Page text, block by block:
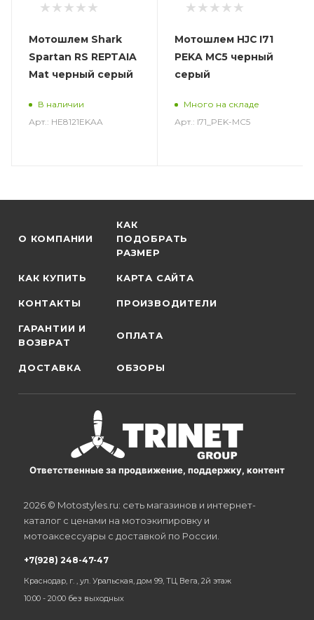
Мотошлем Shark
Spartan RS REPTAIA
Mat черный серый
В наличии
Арт.: HE8121EKAA
Мотошлем HJC I71
PEKA MC5 черный
серый
Много на складе
Арт.: I71_PEK-MC5
О КОМПАНИИ
КАК
ПОДОБРАТЬ
РАЗМЕР
КАК КУПИТЬ КАРТА САЙТА
КОНТАКТЫ ПРОИЗВОДИТЕЛИ
ГАРАНТИИ И
ВОЗВРАТ
ОПЛАТА
ДОСТАВКА ОБЗОРЫ
Ответственные за продвижение, поддержку, контент
2026 © Motostyles.ru: сеть магазинов и интернет-
каталог с ценами на мотоэкипировку и
мотоаксессуары с доставкой по России.
+7(928) 248-47-47
Краснодар, г. , ул. Уральская, дом 99, ТЦ Вега, 2й этаж
10:00 - 20:00 без выходных